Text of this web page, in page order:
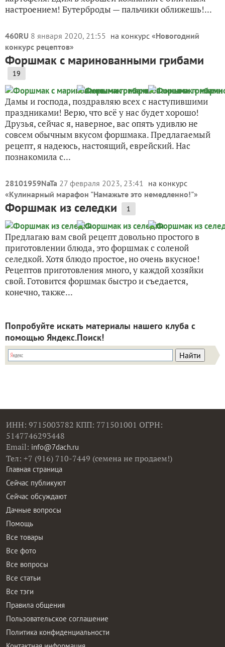
настроением! Бутерброды — пальчики оближешь!...
460RU 8 января 2020, 21:55 на конкурс «Новогодний
конкурс рецептов»
Форшмак с маринованными грибами
19
Дамы и господа, поздравляю всех с наступившими
праздниками! Верю, что всё у нас будет хорошо!
Друзья, сейчас я, наверное, вас опять удивлю не
совсем обычным вкусом форшмака. Предлагаемый
рецепт, я надеюсь, настоящий, еврейский. Нас
познакомила с...
28101959NaTa 27 февраля 2023, 23:41 на конкурс
«Кулинарный марафон "Намажьте это немедленно!"»
Форшмак из селедки 1
Предлагаю вам свой рецепт довольно простого в
приготовлении блюда, это форшмак с соленой
селедкой. Хотя блюдо простое, но очень вкусное!
Рецептов приготовления много, у каждой хозяйки
свой. Готовится форшмак быстро и съедается,
конечно, также...
Попробуйте искать материалы нашего клуба с
помощью Яндекс.Поиск!
ИНН: 9715003782 КПП: 771501001 ОГРН:
5147746293448
Email: info@7dach.ru
Тел: +7 (916) 710-7449 (семена не продаем!)
Главная страница
Сейчас публикуют
Сейчас обсуждают
Дачные вопросы
Помощь
Все товары
Все фото
Все вопросы
Все статьи
Все тэги
Правила общения
Пользовательское соглашение
Политика конфиденциальности